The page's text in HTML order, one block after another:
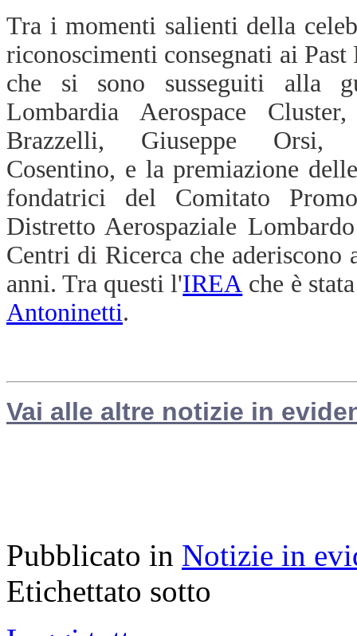
Tra i momenti salienti della
riconoscimenti consegnati ai Past
che si sono susseguiti alla
Lombardia Aerospace
Brazzelli, Giuseppe Orsi,
Cosentino, e la premiazione
fondatrici del Comitato
Distretto Aerospaziale
Centri di Ricerca che
anni. Tra questi l'IREA che è
Antoninetti.
Vai alle altre notizie in
Pubblicato in Notizie in
Etichettato sotto